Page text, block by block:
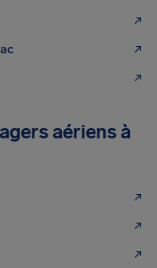
aériens à